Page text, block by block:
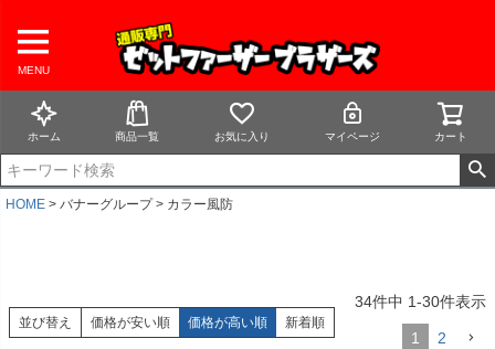
MENU
ホーム 商品一覧 お気に入り マイページ カート
HOME バナーグループ カラー風防
並び替え 価格が安い順 価格が高い順 新着順
34件中 1-30件表示
1 2